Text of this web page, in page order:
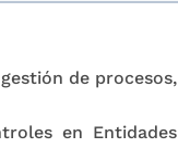
de procesos,
en Entidades